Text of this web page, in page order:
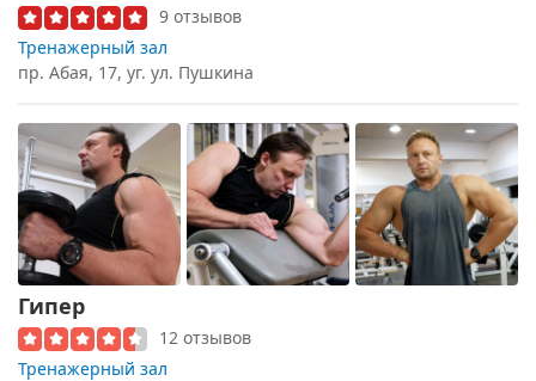
9 отзывов
Тренажерный зал
пр. Абая, 17, уг. ул. Пушкина
Гипер
12 отзывов
Тренажерный зал